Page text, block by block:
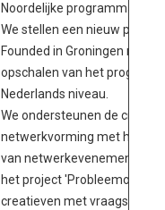
Noordelijke
We stellen een nieuw
Founded in Groningen met
opschalen van het
Nederlands niveau.
We ondersteunen de
netwerkvorming met het
van netwerkevenementen
het project
creatieven met